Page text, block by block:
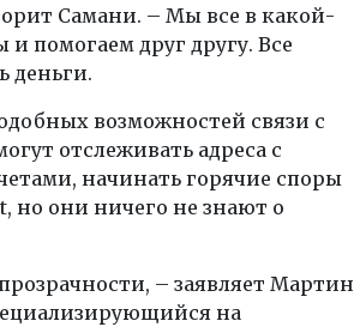
Самани. – Мы все в какой-
помогаем друг другу. Все
деньги.
возможностей связи с
отслеживать адреса с
начинать горячие споры
но они ничего не знают о
– заявляет Мартин
на